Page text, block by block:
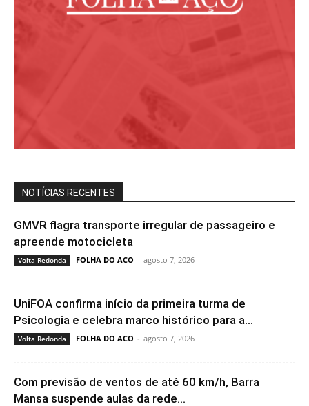
NOTÍCIAS RECENTES
GMVR flagra transporte irregular de passageiro e
apreende motocicleta
Volta Redonda FOLHA DO ACO - agosto 7, 2026
UniFOA confirma início da primeira turma de
Psicologia e celebra marco histórico para a...
Volta Redonda FOLHA DO ACO - agosto 7, 2026
Com previsão de ventos de até 60 km/h, Barra
Mansa suspende aulas da rede...